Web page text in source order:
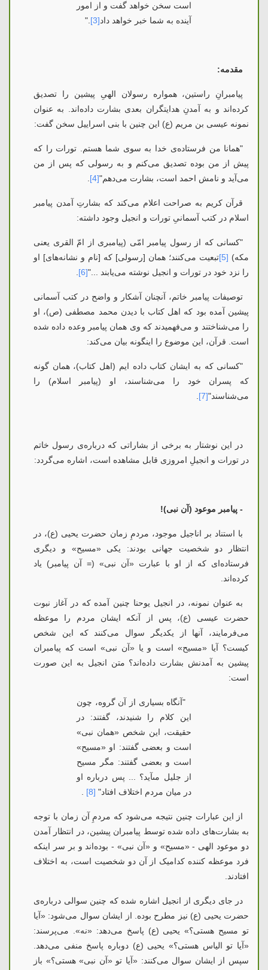
است سخن خواهد گفت و از امور
آینده به شما خبر خواهد داد[3]
"
مقدمه:
پیامبرانِ راستین، همواره رسولان الهیِ پیشین را تصدیق
کرده‌اند و به آمدنِ هدایتگران بعدی بشارت داده‌اند. به عنوان
نمونه عیسی بن مریم (ع) این چنین با بنی اسراییل سخن گفت:
"همانا من فرستاده‌ی خدا به سوی شما هستم. تورات را که
پیش از من بوده تصدیق می‌کنم و به رسولی که پس از من
می‌آید و نامش احمد است، بشارت می‌دهم"[4]
قرآن کریم به صراحت اعلام می‌کند که بشارتِ آمدن پیامبر
اسلام در کتب آسمانیِ تورات و انجیل وجود داشته:
"کسانی که از رسول پیامبر امّی (پیامبری از امّ القری یعنی
مکه) [5]تبعیت می‌کنند؛ همان [رسولی] که [نام و نشانه‌های] او
را نزد خود در تورات و انجیل نوشته می‌یابند ..."[6]
توصیفات پیامبر خاتم، آنچنان آشکار و واضح در کتب آسمانی
پیشین آمده بود که اهل کتاب با دیدن محمد مصطفی (ص)، او
را می‌شناختند و می‌فهمیدند که وی همان پیامبر وعده داده شده
است. قرآن، این موضوع را اینگونه بیان می‌کند:
"کسانی که به ایشان کتاب داده ایم (اهل کتاب)، همان گونه
که پسران خود را می‌شناسند، او (پیامبر اسلام) را
می‌شناسند"[7]
در این نوشتار به برخی از بشاراتی که درباره‌ی رسول خاتم
در تورات و انجیلِ امروزی قابل مشاهده است، اشاره می‌گردد:
- پیامبر موعود (آن نبی)!
با استناد بر اناجیل موجود، مردمِ زمان حضرت یحیی (ع)، در
انتظار دو شخصیت جهانی بودند: یکی «مسیح» و دیگری
فرستاده‌ای که از او با عبارت «آن نبی» (= آن پیامبر) یاد
کرده‌اند.
به عنوان نمونه، در انجیل یوحنا چنین آمده که در آغاز نبوت
حضرت عیسی (ع)، پس از آنکه ایشان مردم را موعظه
می‌فرمایند، آنها از یکدیگر سوال می‌کنند که این شخص
کیست؟ آیا «مسیح» است و یا «آن نبی» است که پیامبران
پیشین به آمدنش بشارت داده‌اند؟ متن انجیل به این صورت
است:
"آنگاه بسیارى از آن گروه، چون
این کلام را شنیدند، گفتند: در
حقیقت، این شخص «همان نبى»
است و بعضى گفتند: او «مسیح»
است و بعضى گفتند: مگر مسیح
از جلیل مى‏آید؟ ... پس درباره او
در میان مردم اختلاف افتاد" [8]
از این عبارات چنین نتیجه می‌شود که مردمِ آن زمان با توجه
به بشارت‌های داده شده توسط پیامبران پیشین، در انتظار آمدن
دو موعود الهی - «مسیح» و «آن نبی» - بوده‌اند و بر سر اینکه
فرد موعظه کننده کدامیک از آن دو شخصیت است، به اختلاف
افتادند.
در جای دیگری از انجیل اشاره شده که چنین سوالی درباره‌ی
حضرت یحیی (ع) نیز مطرح بوده. از ایشان سوال می‌شود: «آیا
تو مسیح هستی؟» یحیی (ع) پاسخ می‌دهد: «نه». می‌پرسند:
«آیا تو الیاس هستی؟» یحیی (ع) دوباره پاسخ منفی می‌دهد.
سپس از ایشان سوال می‌کنند: «آیا تو «آن نبی» هستی؟» باز